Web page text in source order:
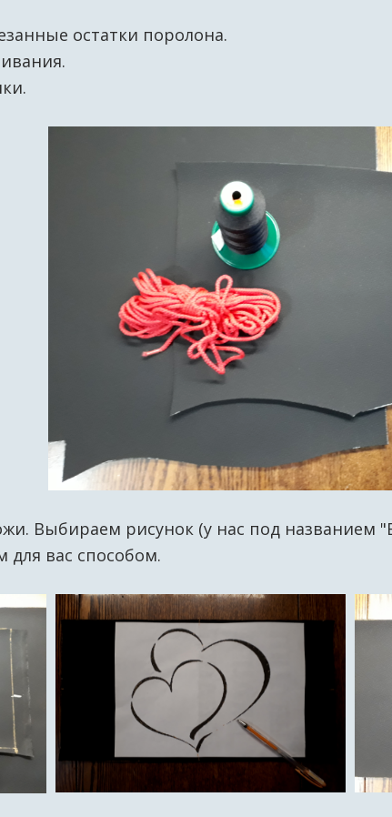
остатки поролона.
Выбираем рисунок (у нас под названием
вас способом.